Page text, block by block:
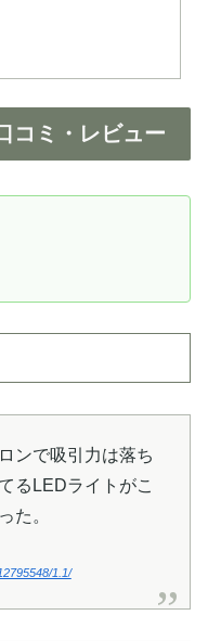
コミ・レビュー
ンで吸引力は落ち
るLEDライトがこ
た。
1.1/